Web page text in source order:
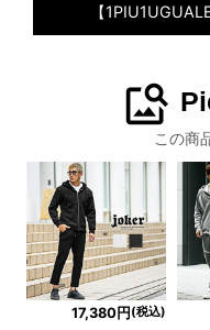
【
image_search
この商
17,380円 (税込)